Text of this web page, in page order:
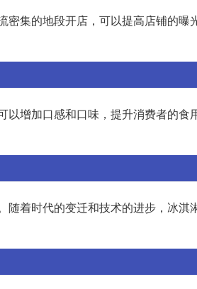
集的地段开店，可以提高店铺的曝
增加口感和口味，提升消费者的食
着时代的变迁和技术的进步，冰淇